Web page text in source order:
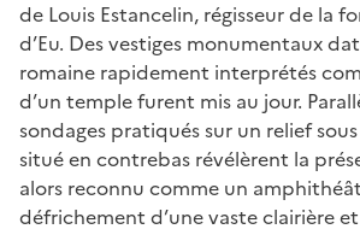
de Louis Estancelin, régisseur de la
d’Eu. Des vestiges monumentaux
romaine rapidement interprétés
d’un temple furent mis au jour.
sondages pratiqués sur un relief
situé en contrebas révélèrent la
alors reconnu comme un
défrichement d’une vaste clairière